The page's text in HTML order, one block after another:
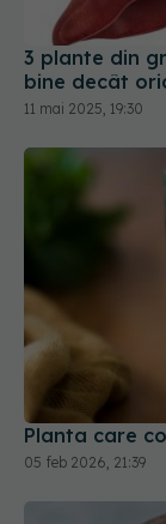
3 plante din
bine decât
11 mai 2025, 19:30
Planta care
05 feb 2026, 21:39